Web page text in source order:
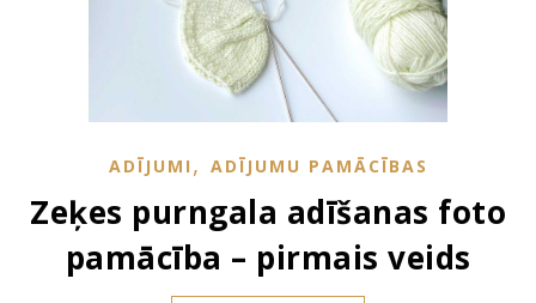
ADĪJUMI , ADĪJUMU PAMĀCĪBAS
Zeķes purngala adīšanas foto
pamācība – pirmais veids